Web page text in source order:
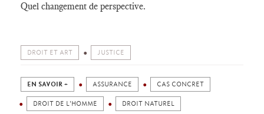
Quel changement de perspective.
DROIT ET ART JUSTICE
EN SAVOIR + ASSURANCE CAS CONCRET
DROIT DE L'HOMME DROIT NATUREL